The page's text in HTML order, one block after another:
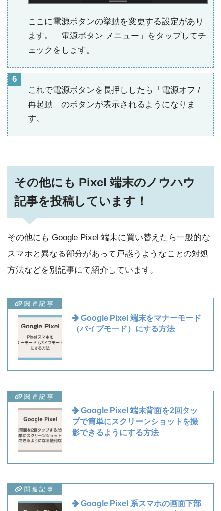
ここに電源ボタンの挙動を変更する設定があり
ます。「電源ボタン メニュー」をタップしてチ
ェックをします。
これで電源ボタンを長押ししたら「電源オフ /
再起動」のボタンが表示されるようになりま
す。
その他にも Pixel 端末のノウハウ
記事を投稿しています！
その他にも Google Pixel 端末に買い替えたら一般的な
スマホと異なる部分があって戸惑うようなことの対処
方法などを別記事にて紹介しています。
関連記事
Google Pixel 端末をマナーモード
（バイブモード）にする方法
関連記事
Google Pixel 端末背面を2回タッ
プで簡単にスクリーンショットを撮
影できるようにする方法
関連記事
Google Pixel 系スマホの画面下部